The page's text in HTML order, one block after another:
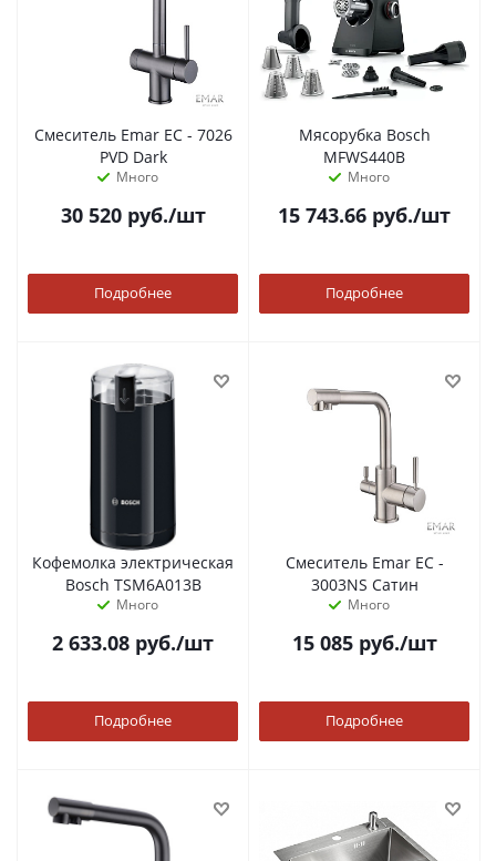
Смеситель Emar ЕС - 7026
PVD Dark
Много
30 520руб./шт
Подробнее
Мясорубка Bosch
MFWS440B
Много
15 743.66 руб./шт
Подробнее
Кофемолка электрическая
Bosch TSM6A013B
Много
2 633.08 руб./шт
Подробнее
Смеситель Emar ЕС -
3003NS Сатин
Много
15 085руб./шт
Подробнее